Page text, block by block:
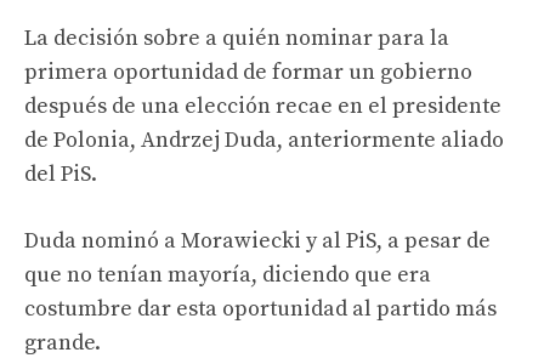
La decisión sobre a quién nominar para la
primera oportunidad de formar un gobierno
después de una elección recae en el presidente
de Polonia, Andrzej Duda, anteriormente aliado
del PiS.
Duda nominó a Morawiecki y al PiS, a pesar de
que no tenían mayoría, diciendo que era
costumbre dar esta oportunidad al partido más
grande.